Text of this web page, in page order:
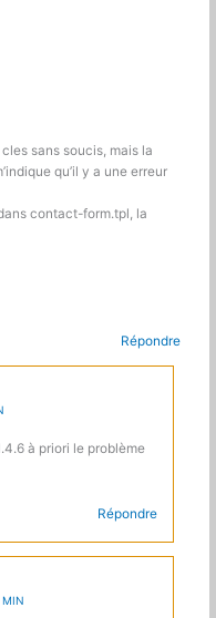
sans soucis, mais la
qu’il y a une erreur
contact-form.tpl, la
Répondre
à priori le problème
Répondre
MIN